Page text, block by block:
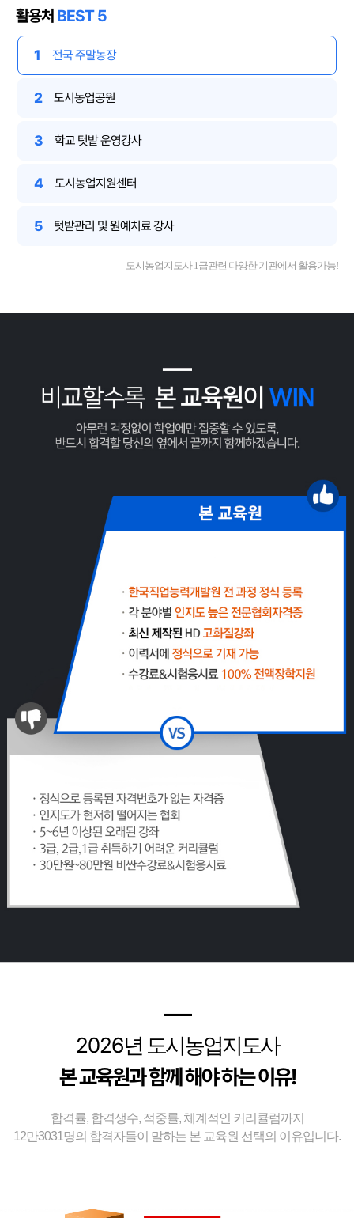
활용처 BEST 5
1 전국 주말농장
2 도시농업공원
3 학교 텃밭 운영강사
4 도시농업지원센터
5 텃밭관리 및 원예치료 강사
도시농업지도사 1급관련 다양한 기관에서 활용가능!
━
2026년 도시농업지도사
본 교육원과 함께 해야 하는 이유!
합격률, 합격생수, 적중률, 체계적인 커리큘럼까지
12만3031명의 합격자들이 말하는 본 교육원 선택의 이유입니다.